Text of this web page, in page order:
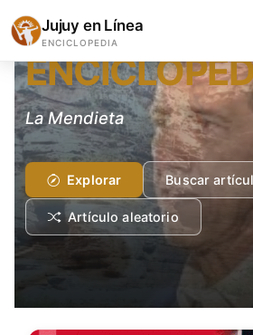
Jujuy en Línea
ENCICLOPEDIA
La Mendieta
Explorar Buscar
Artículo aleatorio